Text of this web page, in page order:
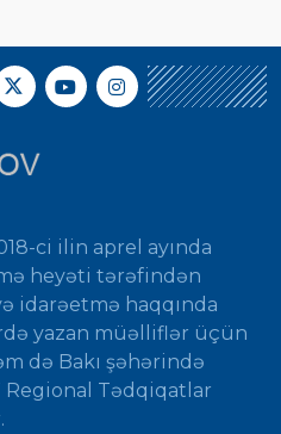
ci ilin aprel ayında
heyəti tərəfindən
idarəetmə haqqında
yazan müəlliflər üçün
də Bakı şəhərində
Tədqiqatlar